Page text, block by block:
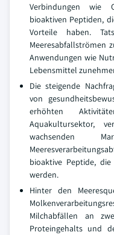
Verbindungen wie
bioaktiven Peptiden,
Vorteile haben.
Meeresabfallströmen
Anwendungen wie
Lebensmittel
Die steigende
von
erhöhten
Aquakultursektor,
wachsenden
bioaktive Peptide,
werden.
Hinter den
Milchabfällen an
Proteingehalts und